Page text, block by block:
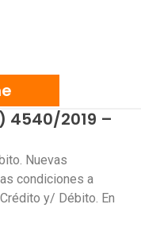
4540/2019 –
Nuevas
condiciones a
y/ Débito. En